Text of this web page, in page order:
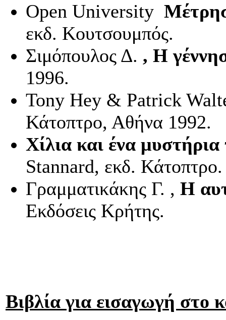
Open University
εκδ. Κουτσουμπός.
Σιμόπουλος Δ. , Η
1996.
Tony Hey & Patrick
Κάτοπτρο, Αθήνα 1992.
Χίλια και ένα
Stannard, εκδ. Κάτοπτρο.
Γραμματικάκης Γ. , Η
Εκδόσεις Κρήτης.
Βιβλία για εισαγωγή στο